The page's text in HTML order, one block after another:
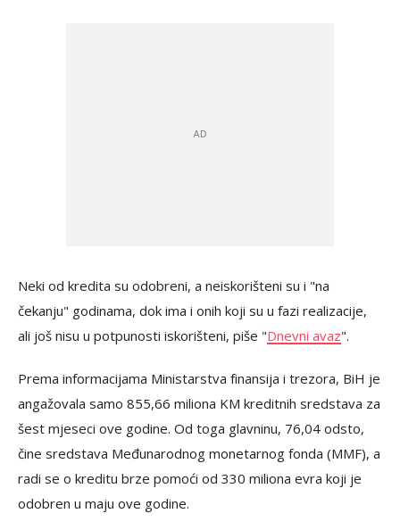
Neki od kredita su odobreni, a neiskorišteni su i "na
čekanju" godinama, dok ima i onih koji su u fazi realizacije,
ali još nisu u potpunosti iskorišteni, piše "Dnevni avaz".
Prema informacijama Ministarstva finansija i trezora, BiH je
angažovala samo 855,66 miliona KM kreditnih sredstava za
šest mjeseci ove godine. Od toga glavninu, 76,04 odsto,
čine sredstava Međunarodnog monetarnog fonda (MMF), a
radi se o kreditu brze pomoći od 330 miliona evra koji je
odobren u maju ove godine.